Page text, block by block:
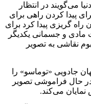
می‌گویند در انتظار
پیدا کردن راهی برای
گریزی پیدا کرد برای
مادی و جسمانی یکدیگر
نقاشی به تصویر
فرارسیدن جهان جادویی «توماسو» را
حال فراموشی تصویر
می‌کند.